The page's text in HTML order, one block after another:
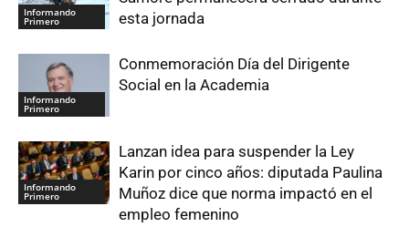
Informando
Primero
esta jornada
Informando
Primero
Conmemoración Día del Dirigente
Social en la Academia
Informando
Primero
Lanzan idea para suspender la Ley
Karin por cinco años: diputada Paulina
Muñoz dice que norma impactó en el
empleo femenino